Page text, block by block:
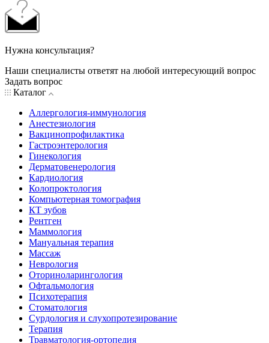
Нужна консультация?
Наши специалисты ответят на любой интересующий вопрос
Задать вопрос
Каталог
Аллергология-иммунология
Анестезиология
Вакцинопрофилактика
Гастроэнтерология
Гинекология
Дерматовенерология
Кардиология
Колопроктология
Компьютерная томография
КТ зубов
Рентген
Маммология
Мануальная терапия
Массаж
Неврология
Оториноларингология
Офтальмология
Психотерапия
Стоматология
Сурдология и слухопротезирование
Терапия
Травматология-ортопедия